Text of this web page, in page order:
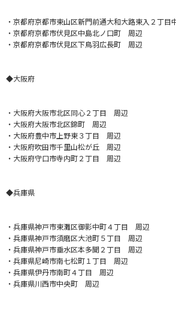
・京都府京都市東山区新門前通大和大路東入２丁
・京都府京都市伏見区中島北ノ口町 周辺
・京都府京都市伏見区下鳥羽広長町 周辺
◆大阪府
・大阪府大阪市北区同心２丁目 周辺
・大阪府大阪市北区錦町 周辺
・大阪府豊中市上野東３丁目 周辺
・大阪府吹田市千里山松が丘 周辺
・大阪府守口市寺内町２丁目 周辺
◆兵庫県
・兵庫県神戸市東灘区御影中町４丁目 周辺
・兵庫県神戸市須磨区大池町５丁目 周辺
・兵庫県神戸市垂水区本多聞２丁目 周辺
・兵庫県尼崎市南七松町１丁目 周辺
・兵庫県伊丹市南町４丁目 周辺
・兵庫県川西市中央町 周辺